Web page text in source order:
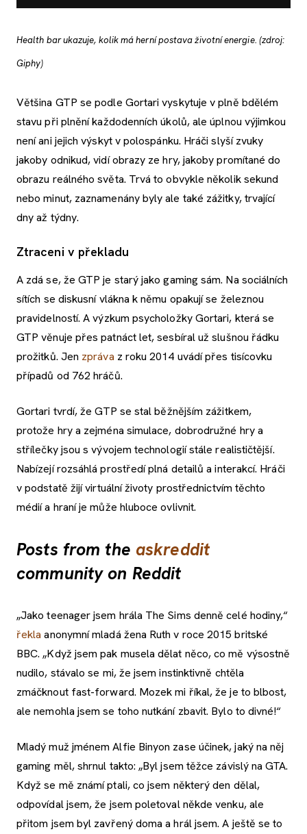
Health bar ukazuje, kolik má herní postava životní energie. (zdroj:
Giphy)
Většina GTP se podle Gortari vyskytuje v plně bdělém
stavu při plnění každodenních úkolů, ale úplnou výjimkou
není ani jejich výskyt v polospánku. Hráči slyší zvuky
jakoby odnikud, vidí obrazy ze hry, jakoby promítané do
obrazu reálného světa. Trvá to obvykle několik sekund
nebo minut, zaznamenány byly ale také zážitky, trvající
dny až týdny.
Ztraceni v překladu
A zdá se, že GTP je starý jako gaming sám. Na sociálních
sítích se diskusní vlákna k němu opakují se železnou
pravidelností. A výzkum psycholožky Gortari, která se
GTP věnuje přes patnáct let, sesbíral už slušnou řádku
prožitků. Jen zpráva z roku 2014 uvádí přes tisícovku
případů od 762 hráčů.
Gortari tvrdí, že GTP se stal běžnějším zážitkem,
protože hry a zejména simulace, dobrodružné hry a
střílečky jsou s vývojem technologií stále realističtější.
Nabízejí rozsáhlá prostředí plná detailů a interakcí. Hráči
v podstatě žijí virtuální životy prostřednictvím těchto
médií a hraní je může hluboce ovlivnit.
Posts from the askreddit
community on Reddit
„Jako teenager jsem hrála The Sims denně celé hodiny,“
řekla anonymní mladá žena Ruth v roce 2015 britské
BBC. „Když jsem pak musela dělat něco, co mě výsostně
nudilo, stávalo se mi, že jsem instinktivně chtěla
zmáčknout fast-forward. Mozek mi říkal, že je to blbost,
ale nemohla jsem se toho nutkání zbavit. Bylo to divné!“
Mladý muž jménem Alfie Binyon zase účinek, jaký na něj
gaming měl, shrnul takto: „Byl jsem těžce závislý na GTA.
Když se mě známí ptali, co jsem některý den dělal,
odpovídal jsem, že jsem poletoval někde venku, ale
přitom jsem byl zavřený doma a hrál jsem. A ještě se to